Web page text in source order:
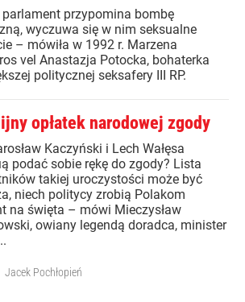
parlament przypomina bombę
wyczuwa się w nim seksualne
– mówiła w 1992 r. Marzena
vel Anastazja Potocka, bohaterka
politycznej seksafery III RP.
opłatek narodowej zgody
Kaczyński i Lech Wałęsa
podać sobie rękę do zgody? Lista
takiej uroczystości może być
niech politycy zrobią Polakom
na święta – mówi Mieczysław
owiany legendą doradca, minister
Jacek Pochłopień